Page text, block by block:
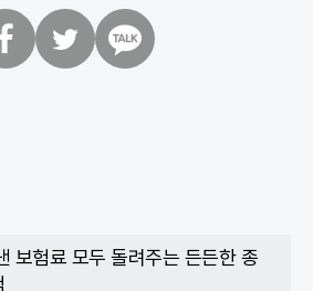
보험료 모두 돌려주는 든든한 종